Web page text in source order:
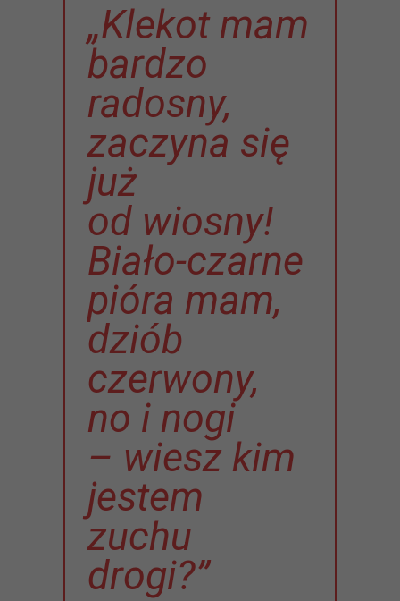
„Klekot mam
bardzo
radosny,
zaczyna się
już
od wiosny!
Biało-czarne
pióra mam,
dziób
czerwony,
no i nogi
– wiesz kim
jestem
zuchu
drogi?”